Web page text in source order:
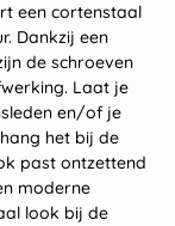
een cortenstaal
Dankzij een
de schroeven
Laat je
en/of je
het bij de
past ontzettend
moderne
look bij de